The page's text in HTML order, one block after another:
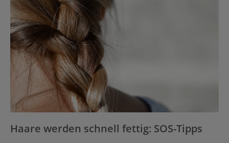
Haare werden schnell fettig: SOS-Tipps